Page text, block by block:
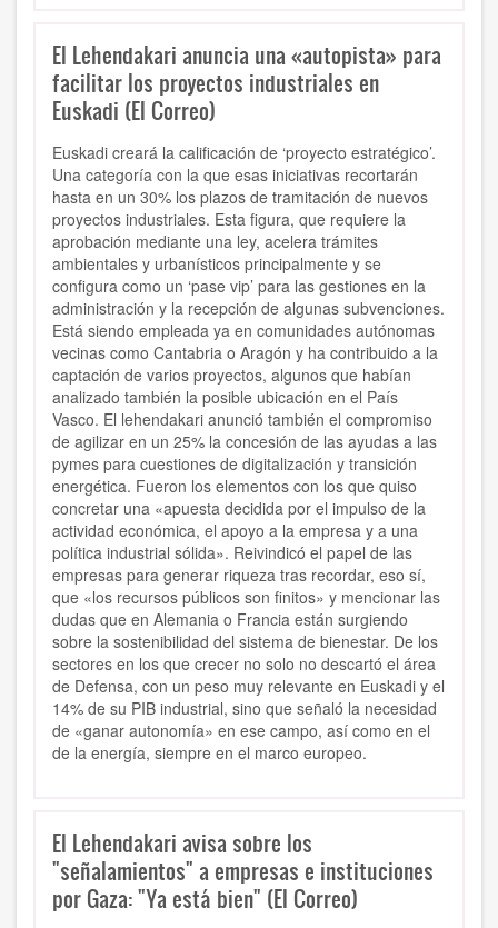
El Lehendakari anuncia una «autopista» para
facilitar los proyectos industriales en
Euskadi (El Correo)
Euskadi creará la calificación de ‘proyecto estratégico’.
Una categoría con la que esas iniciativas recortarán
hasta en un 30% los plazos de tramitación de nuevos
proyectos industriales. Esta figura, que requiere la
aprobación mediante una ley, acelera trámites
ambientales y urbanísticos principalmente y se
configura como un ‘pase vip’ para las gestiones en la
administración y la recepción de algunas subvenciones.
Está siendo empleada ya en comunidades autónomas
vecinas como Cantabria o Aragón y ha contribuido a la
captación de varios proyectos, algunos que habían
analizado también la posible ubicación en el País
Vasco. El lehendakari anunció también el compromiso
de agilizar en un 25% la concesión de las ayudas a las
pymes para cuestiones de digitalización y transición
energética. Fueron los elementos con los que quiso
concretar una «apuesta decidida por el impulso de la
actividad económica, el apoyo a la empresa y a una
política industrial sólida». Reivindicó el papel de las
empresas para generar riqueza tras recordar, eso sí,
que «los recursos públicos son finitos» y mencionar las
dudas que en Alemania o Francia están surgiendo
sobre la sostenibilidad del sistema de bienestar. De los
sectores en los que crecer no solo no descartó el área
de Defensa, con un peso muy relevante en Euskadi y el
14% de su PIB industrial, sino que señaló la necesidad
de «ganar autonomía» en ese campo, así como en el
de la energía, siempre en el marco europeo.
El Lehendakari avisa sobre los
"señalamientos" a empresas e instituciones
por Gaza: "Ya está bien" (El Correo)